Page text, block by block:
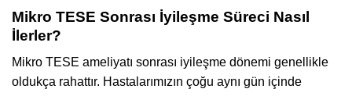
Mikro TESE Sonrası İyileşme Süreci Nasıl
İlerler?
Mikro TESE ameliyatı sonrası iyileşme dönemi genellikle
oldukça rahattır. Hastalarımızın çoğu aynı gün içinde